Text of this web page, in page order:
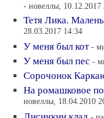
- новеллы, 10.12.2017
Тетя Лика.
28.03.2017 14:34
У меня был кот -
У меня был пес -
Сорочонок
На ромашковое
новеллы, 18.04.2010